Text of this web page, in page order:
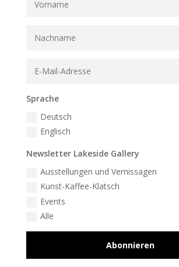
Sprache
Deutsch
Englisch
Newsletter Lakeside Gallery
Ausstellungen und Vernissagen
Kunst-Kaffee-Klatsch
Events
Alle
Abonnieren